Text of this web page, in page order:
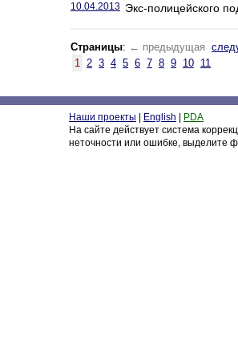
10.04.2013 Экс-полицейского
Страницы: ← предыдущая
1 2 3 4 5 6 7 8 9 10 11
Наши проекты English
PDA
На сайте действует система
неточности или ошибке, выделите